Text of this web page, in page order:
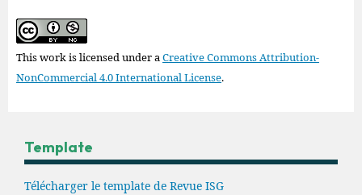
This work is licensed under aCreative Commons Attribution-
NonCommercial 4.0 International License.
Template
Télécharger le template de Revue ISG